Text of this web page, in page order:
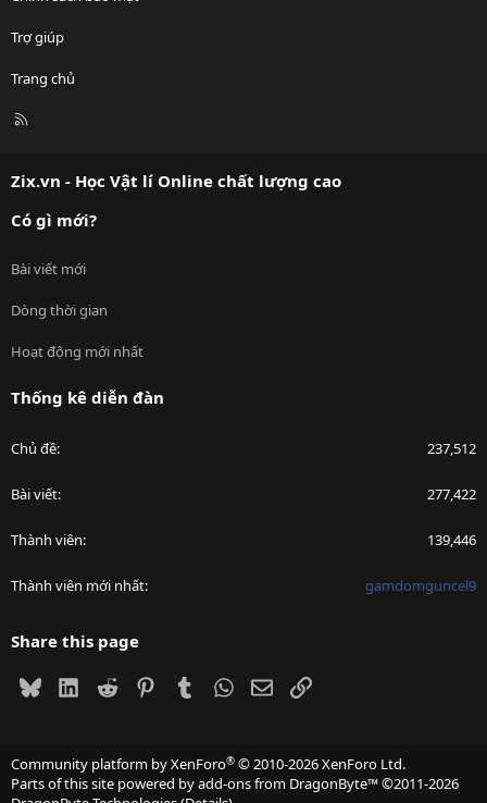
Trợ giúp
Trang chủ
R
Zix.vn - Học Vật lí Online chất lượng cao
Có gì mới?
Bài viết mới
Dòng thời gian
Hoạt động mới nhất
Thống kê diễn đàn
Chủ đề 237,512
Bài viết 277,422
Thành viên 139,446
Thành viên mới nhất gamdomguncel9
Share this page
BlueskyLinkedIn
Reddit PinterestTumblrWhatsApp
EmailLink
Community platform by XenForo® © 2010-2026 XenForo Ltd.
Parts of this site powered byadd-ons from DragonByte™©2011-2026